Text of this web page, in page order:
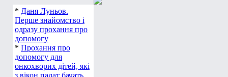
* Даня Луньов.
Перше знайомство і
одразу прохання про
допомогу
* Прохання про
допомогу для
онкохворих дітей, які
з вікон палат бачать